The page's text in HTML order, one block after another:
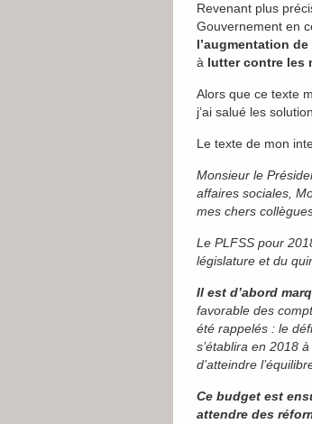
Revenant plus
Gouvernement en
l’augmentation
à lutter contre les
Alors que ce texte
j’ai salué les
Le texte de mon
Monsieur le
affaires sociales,
mes chers
Le PLFSS pour
législature et du
Il est d’abord
favorable des
été rappelés : le
s’établira en 2018
d’atteindre
Ce budget est
attendre des